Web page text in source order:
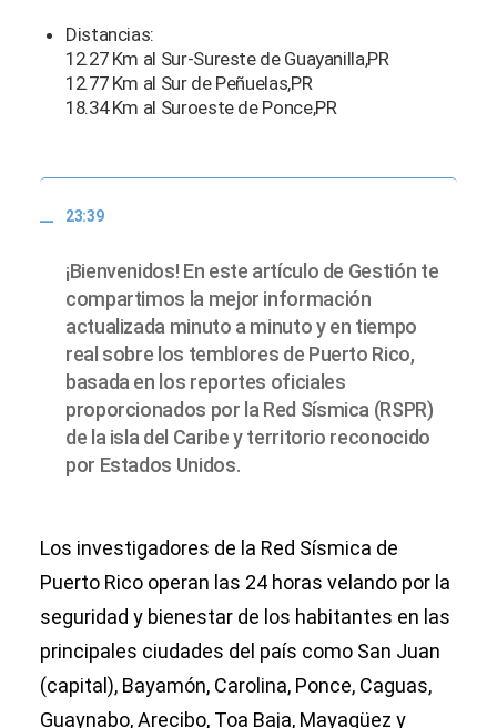
Distancias:
12.27 Km al Sur-Sureste de Guayanilla,PR
12.77 Km al Sur de Peñuelas,PR
18.34 Km al Suroeste de Ponce,PR
23:39
¡Bienvenidos! En este artículo de Gestión te
compartimos la mejor información
actualizada minuto a minuto y en tiempo
real sobre los temblores de Puerto Rico,
basada en los reportes oficiales
proporcionados por la Red Sísmica (RSPR)
de la isla del Caribe y territorio reconocido
por Estados Unidos.
Los investigadores de la Red Sísmica de
Puerto Rico operan las 24 horas velando por la
seguridad y bienestar de los habitantes en las
principales ciudades del país como San Juan
(capital), Bayamón, Carolina, Ponce, Caguas,
Guaynabo, Arecibo, Toa Baja, Mayagüez y